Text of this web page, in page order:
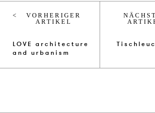
VORHERIGER
ARTIKEL
LOVE ar­chi­tec­tu­re
and ur­ba­n­ism